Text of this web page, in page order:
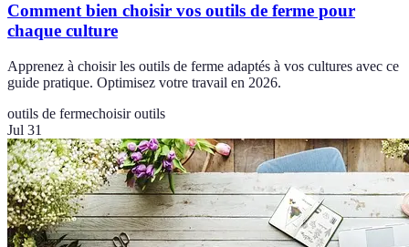
Comment bien choisir vos outils de ferme pour
chaque culture
Apprenez à choisir les outils de ferme adaptés à vos cultures avec ce
guide pratique. Optimisez votre travail en 2026.
outils de fermechoisir outils
Jul 31